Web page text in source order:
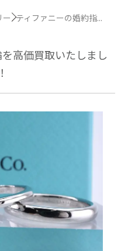
ー ティファニーの婚約指...
高価買取いたしまし